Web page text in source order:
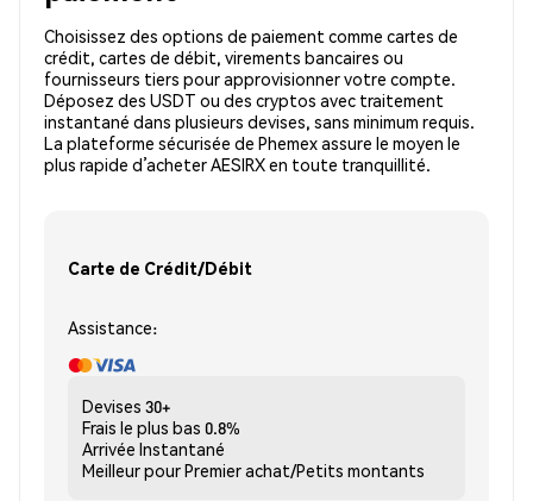
Choisissez des options de paiement comme cartes de
crédit, cartes de débit, virements bancaires ou
fournisseurs tiers pour approvisionner votre compte.
Déposez des USDT ou des cryptos avec traitement
instantané dans plusieurs devises, sans minimum requis.
La plateforme sécurisée de Phemex assure le moyen le
plus rapide d’acheter AESIRX en toute tranquillité.
Carte de Crédit/Débit
Assistance:
Devises 30+
Frais le plus bas 0.8%
Arrivée Instantané
Meilleur pourPremier achat/Petits montants